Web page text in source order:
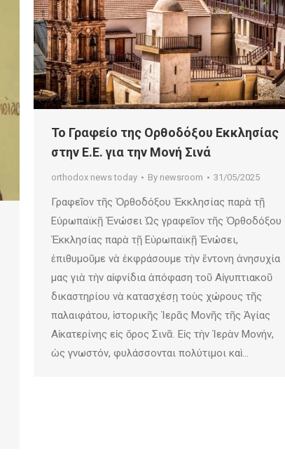
Το Γραφείο της Ορθοδόξου Εκκλησίας
στην Ε.Ε. για την Μονή Σινά
orthodox news today By newsroom 31/05/2025
Γραφεῖον τῆς Ὀρθοδόξου Ἐκκλησίας παρὰ τῇ
Εὐρωπαϊκῇ Ἑνώσει Ὡς γραφεῖον τῆς Ὀρθοδόξου
Ἐκκλησίας παρὰ τῇ Εὐρωπαϊκῇ Ἑνώσει,
ἐπιθυμοῦμε νὰ ἐκφράσουμε τὴν ἔντονη ἀνησυχία
μας γιὰ τὴν αἰφνίδια ἀπόφαση τοῦ Αἰγυπτιακοῦ
δικαστηρίου νὰ κατασχέσῃ τοὺς χώρους τῆς
παλαιφάτου, ἱστορικῆς Ἱερᾶς Μονῆς τῆς Ἁγίας
Αἰκατερίνης εἰς ὅρος Σινᾶ. Εἰς τὴν Ἱερὰν Μονήν,
ὡς γνωστόν, φυλάσσονται πολύτιμοι καὶ…